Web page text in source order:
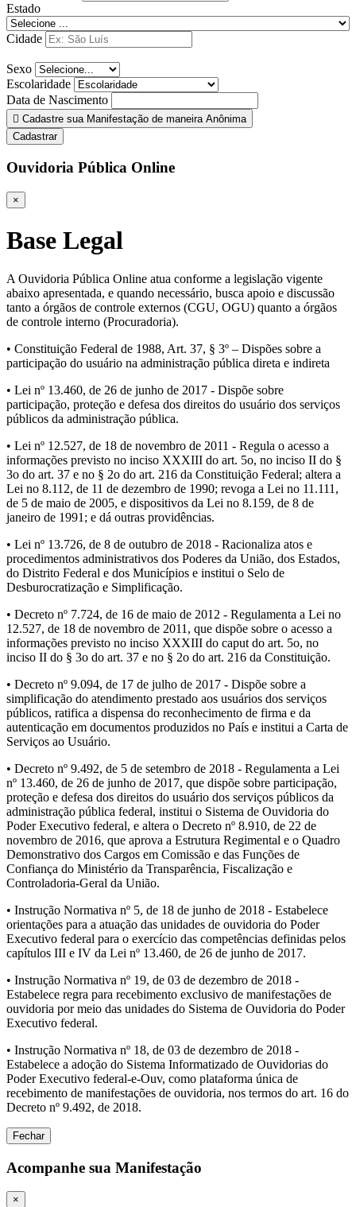
Estado
Cidade
Sexo
Escolaridade
Data de Nascimento
Cadastre sua Manifestação de maneira Anônima
Cadastrar
Ouvidoria Pública Online
×
Base Legal
A Ouvidoria Pública Online atua conforme a legislação vigente
abaixo apresentada, e quando necessário, busca apoio e discussão
tanto a órgãos de controle externos (CGU, OGU) quanto a órgãos
de controle interno (Procuradoria).
• Constituição Federal de 1988, Art. 37, § 3º – Dispões sobre a
participação do usuário na administração pública direta e indireta
• Lei nº 13.460, de 26 de junho de 2017 - Dispõe sobre
participação, proteção e defesa dos direitos do usuário dos serviços
públicos da administração pública.
• Lei nº 12.527, de 18 de novembro de 2011 - Regula o acesso a
informações previsto no inciso XXXIII do art. 5o, no inciso II do §
3o do art. 37 e no § 2o do art. 216 da Constituição Federal; altera a
Lei no 8.112, de 11 de dezembro de 1990; revoga a Lei no 11.111,
de 5 de maio de 2005, e dispositivos da Lei no 8.159, de 8 de
janeiro de 1991; e dá outras providências.
• Lei nº 13.726, de 8 de outubro de 2018 - Racionaliza atos e
procedimentos administrativos dos Poderes da União, dos Estados,
do Distrito Federal e dos Municípios e institui o Selo de
Desburocratização e Simplificação.
• Decreto nº 7.724, de 16 de maio de 2012 - Regulamenta a Lei no
12.527, de 18 de novembro de 2011, que dispõe sobre o acesso a
informações previsto no inciso XXXIII do caput do art. 5o, no
inciso II do § 3o do art. 37 e no § 2o do art. 216 da Constituição.
• Decreto nº 9.094, de 17 de julho de 2017 - Dispõe sobre a
simplificação do atendimento prestado aos usuários dos serviços
públicos, ratifica a dispensa do reconhecimento de firma e da
autenticação em documentos produzidos no País e institui a Carta de
Serviços ao Usuário.
• Decreto nº 9.492, de 5 de setembro de 2018 - Regulamenta a Lei
nº 13.460, de 26 de junho de 2017, que dispõe sobre participação,
proteção e defesa dos direitos do usuário dos serviços públicos da
administração pública federal, institui o Sistema de Ouvidoria do
Poder Executivo federal, e altera o Decreto nº 8.910, de 22 de
novembro de 2016, que aprova a Estrutura Regimental e o Quadro
Demonstrativo dos Cargos em Comissão e das Funções de
Confiança do Ministério da Transparência, Fiscalização e
Controladoria-Geral da União.
• Instrução Normativa nº 5, de 18 de junho de 2018 - Estabelece
orientações para a atuação das unidades de ouvidoria do Poder
Executivo federal para o exercício das competências definidas pelos
capítulos III e IV da Lei nº 13.460, de 26 de junho de 2017.
• Instrução Normativa nº 19, de 03 de dezembro de 2018 -
Estabelece regra para recebimento exclusivo de manifestações de
ouvidoria por meio das unidades do Sistema de Ouvidoria do Poder
Executivo federal.
• Instrução Normativa nº 18, de 03 de dezembro de 2018 -
Estabelece a adoção do Sistema Informatizado de Ouvidorias do
Poder Executivo federal-e-Ouv, como plataforma única de
recebimento de manifestações de ouvidoria, nos termos do art. 16 do
Decreto nº 9.492, de 2018.
Fechar
Acompanhe sua Manifestação
×